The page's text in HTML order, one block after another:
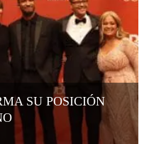
SU POSICIÓN